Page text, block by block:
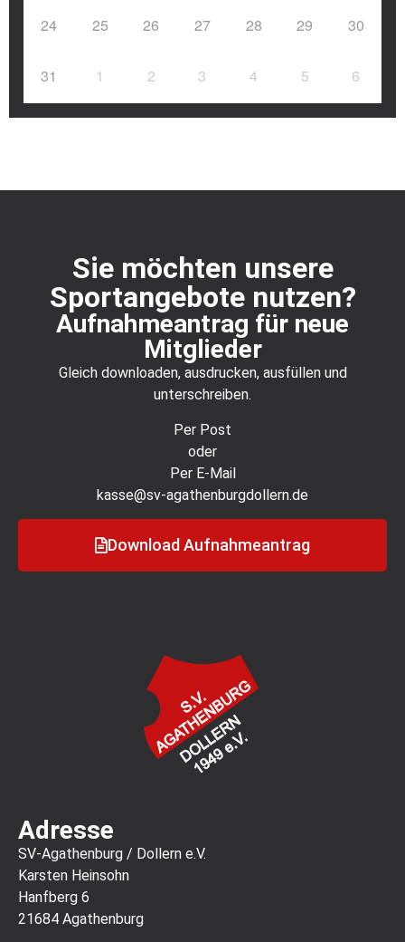
24 25 26 27 28 29 30
31 1 2 3 4 5 6
Sie möchten unsere
Sportangebote nutzen?
Aufnahmeantrag für neue
Mitglieder
Gleich downloaden, ausdrucken, ausfüllen und
unterschreiben.
Per Post
oder
Per E-Mail
kasse@sv-agathenburgdollern.de
Download Aufnahmeantrag
Adresse
SV-Agathenburg / Dollern e.V.
Karsten Heinsohn
Hanfberg 6
21684 Agathenburg